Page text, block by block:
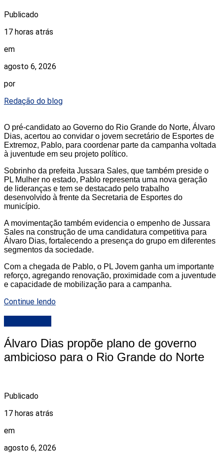
Publicado
17 horas atrás
em
agosto 6, 2026
por
Redação do blog
O pré-candidato ao Governo do Rio Grande do Norte, Álvaro
Dias, acertou ao convidar o jovem secretário de Esportes de
Extremoz, Pablo, para coordenar parte da campanha voltada
à juventude em seu projeto político.
Sobrinho da prefeita Jussara Sales, que também preside o
PL Mulher no estado, Pablo representa uma nova geração
de lideranças e tem se destacado pelo trabalho
desenvolvido à frente da Secretaria de Esportes do
município.
A movimentação também evidencia o empenho de Jussara
Sales na construção de uma candidatura competitiva para
Álvaro Dias, fortalecendo a presença do grupo em diferentes
segmentos da sociedade.
Com a chegada de Pablo, o PL Jovem ganha um importante
reforço, agregando renovação, proximidade com a juventude
e capacidade de mobilização para a campanha.
Continue lendo
Álvaro Dias propõe plano de governo
ambicioso para o Rio Grande do Norte
Publicado
17 horas atrás
em
agosto 6, 2026